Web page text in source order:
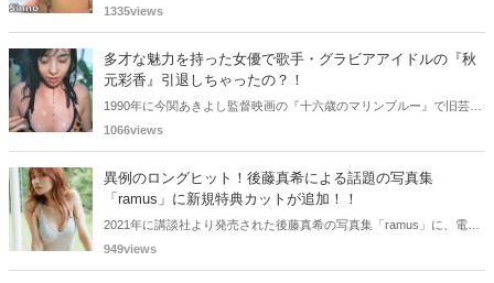
えますが、実は、水着姿を披露した経験を持つ女性演歌歌手は何人か
披露した歌手も!? 今回は、水着姿を公開したことのある5人の女性演
歌歌手をご紹介します。
1335views
多才な魅力を持った女優で歌手・グラビアアイドルの『秋
元彩香』引退しちゃったの？！
1990年に今関あきよし監督映画の『十六歳のマリンブルー』で旧芸名
は古谷 玲香で主演デビューした秋元 彩香さん。映画やドラマ・歌手
なくなりました。
1066views
異例のロングヒット！後藤真希による話題の写真集
「ramus」に新規特典カットが追加！！
2021年に講談社より発売された後藤真希の写真集「ramus」に、電子
版限定特典として新たな5カットを追加した「電子書籍限定カット付
949views